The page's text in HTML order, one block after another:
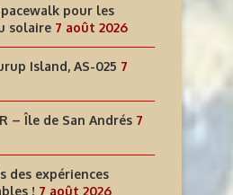
pour les
solaire 7 août 2026
Island, AS-025 7
– Île de San Andrés 7
des expériences
! 7 août 2026